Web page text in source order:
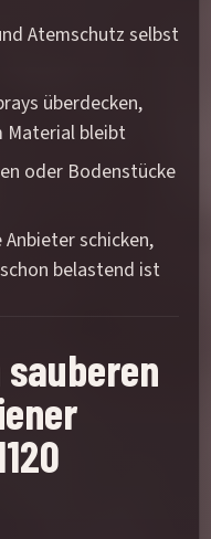
Atemschutz selbst
überdecken,
Material bleibt
oder Bodenstücke
schicken,
belastend ist
sauberen